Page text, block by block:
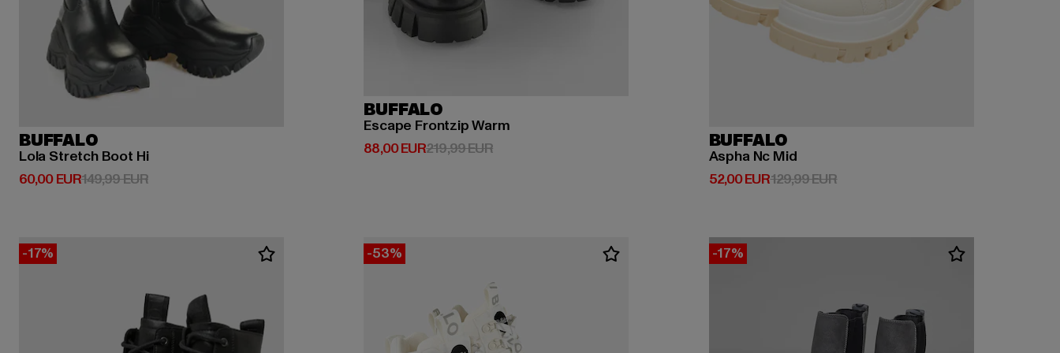
BUFFALO
Lola Stretch Boot Hi
60,00 EUR
Derzeitiger Preis: 60,00 EUR
149,99 EURAktionspreis: 149,99 EUR
BUFFALO
Escape Frontzip Warm
88,00 EUR
Derzeitiger Preis: 88,00 EUR
219,99 EURAktionspreis: 219,99 EUR BUFFALO
Aspha Nc Mid
52,00 EUR
Derzeitiger Preis: 52,00 EUR
129,99 EURAktionspreis: 129,99 EUR
-17% -53% -17%